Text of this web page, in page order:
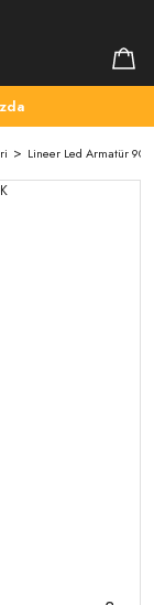
Lineer Led Armatür